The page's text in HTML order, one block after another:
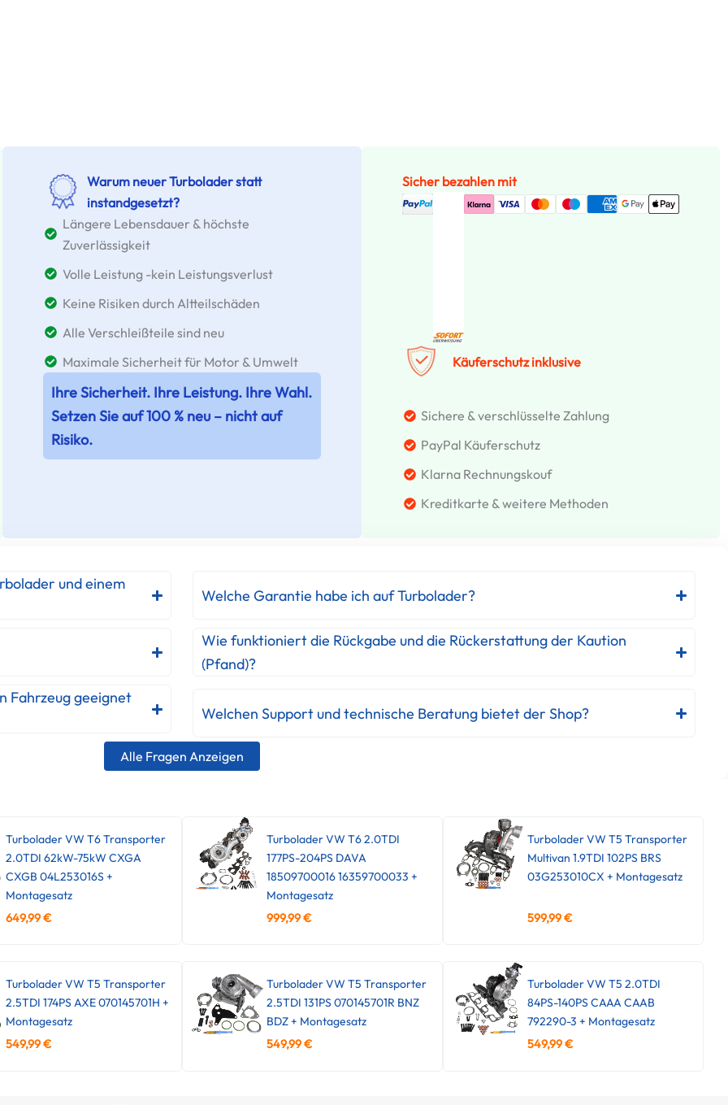
Warum neuer Turbolader statt
instandgesetzt?
Längere Lebensdauer & höchste
Zuverlässigkeit
Volle Leistung -kein Leistungsverlust
Keine Risiken durch Altteilschäden
Alle Verschleißteile sind neu
Maximale Sicherheit für Motor & Umwelt
Ihre Sicherheit. Ihre Leistung. Ihre Wahl.
Setzen Sie auf 100 % neu – nicht auf
Risiko.
Sicher bezahlen mit
Käuferschutz inklusive
Sichere & verschlüsselte Zahlung
PayPal Käuferschutz
Klarna Rechnungskouf
Kreditkarte & weitere Methoden
und einem
Welche Garantie habe ich auf Turbolader?
Wie funktioniert die Rückgabe und die Rückerstattung der Kaution
(Pfand)?
Fahrzeug geeignet
Welchen Support und technische Beratung bietet der Shop?
Alle Fragen Anzeigen
Turbolader VW T6 Transporter
2.0TDI 62kW-75kW CXGA
CXGB 04L253016S +
Montagesatz
649,99€
Turbolader VW T6 2.0TDI
177PS-204PS DAVA
18509700016 16359700033 +
Montagesatz
999,99€
Turbolader VW T5 Transporter
Multivan 1.9TDI 102PS BRS
03G253010CX + Montagesatz
599,99€
Turbolader VW T5 Transporter
2.5TDI 174PS AXE 070145701H +
Montagesatz
549,99€
Turbolader VW T5 Transporter
2.5TDI 131PS 070145701R BNZ
BDZ + Montagesatz
549,99€
Turbolader VW T5 2.0TDI
84PS-140PS CAAA CAAB
792290-3 + Montagesatz
549,99€